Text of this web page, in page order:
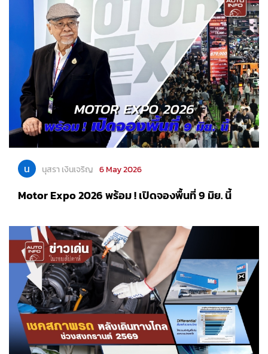
น นุสรา เงินเจริญ 6 May 2026
Motor Expo 2026 พร้อม ! เปิดจองพื้นที่ 9 มิย. นี้